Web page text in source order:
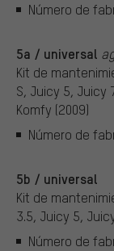
Número de
5a / universal
Kit de
S, Juicy 5, Juicy
Komfy (2009)
Número de
5b / universal
Kit de
3.5, Juicy 5,
Número de